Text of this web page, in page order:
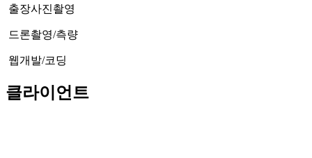
출장사진촬영
드론촬영/측량
웹개발/코딩
클라이언트